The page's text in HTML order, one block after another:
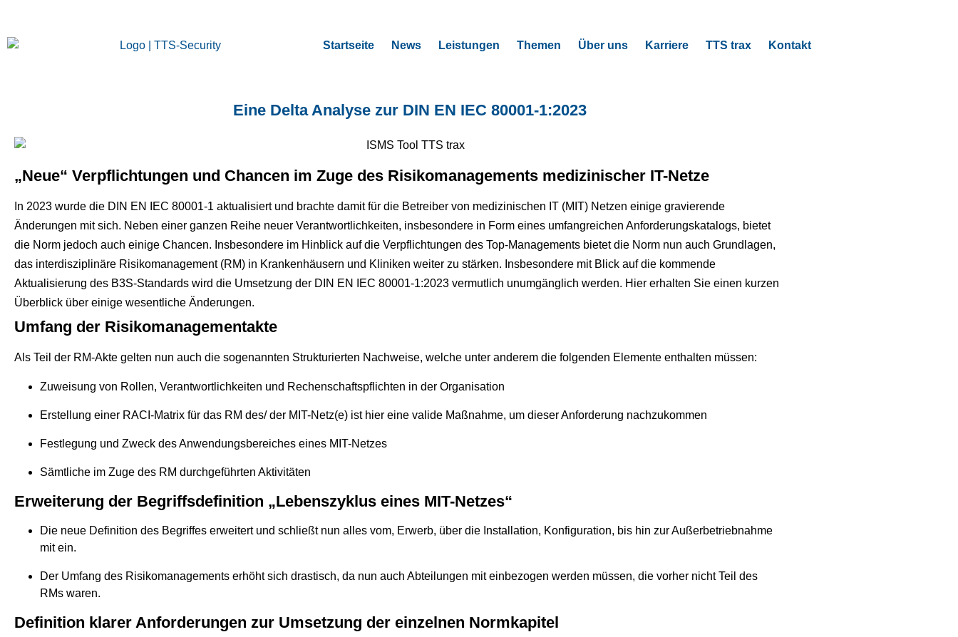
Startseite News Leistungen Themen Über uns Karriere TTS trax Kontakt
Eine Delta Analyse zur DIN EN IEC 80001‑1:2023
„Neue“ Verpflichtungen und Chancen im Zuge des Risikomanagements medizinischer IT-Netze
In 2023 wurde die DIN EN IEC 80001-1 aktualisiert und brachte damit für die Betreiber von medizinischen IT (MIT) Netzen einige gravierende
Änderungen mit sich. Neben einer ganzen Reihe neuer Verantwortlichkeiten, insbesondere in Form eines umfangreichen Anforderungskatalogs, bietet
die Norm jedoch auch einige Chancen. Insbesondere im Hinblick auf die Verpflichtungen des Top-Managements bietet die Norm nun auch Grundlagen,
das interdisziplinäre Risikomanagement (RM) in Krankenhäusern und Kliniken weiter zu stärken. Insbesondere mit Blick auf die kommende
Aktualisierung des B3S-Standards wird die Umsetzung der DIN EN IEC 80001-1:2023 vermutlich unumgänglich werden. Hier erhalten Sie einen kurzen
Überblick über einige wesentliche Änderungen.
Umfang der Risikomanagementakte
Als Teil der RM-Akte gelten nun auch die sogenannten Strukturierten Nachweise, welche unter anderem die folgenden Elemente enthalten müssen:
Zuweisung von Rollen, Verantwortlichkeiten und Rechenschaftspflichten in der Organisation
Erstellung einer RACI-Matrix für das RM des/ der MIT-Netz(e) ist hier eine valide Maßnahme, um dieser Anforderung nachzukommen
Festlegung und Zweck des Anwendungsbereiches eines MIT-Netzes
Sämtliche im Zuge des RM durchgeführten Aktivitäten
Erweiterung der Begriffsdefinition „Lebenszyklus eines MIT-Netzes“
Die neue Definition des Begriffes erweitert und schließt nun alles vom, Erwerb, über die Installation, Konfiguration, bis hin zur Außerbetriebnahme
mit ein.
Der Umfang des Risikomanagements erhöht sich drastisch, da nun auch Abteilungen mit einbezogen werden müssen, die vorher nicht Teil des
RMs waren.
Definition klarer Anforderungen zur Umsetzung der einzelnen Normkapitel